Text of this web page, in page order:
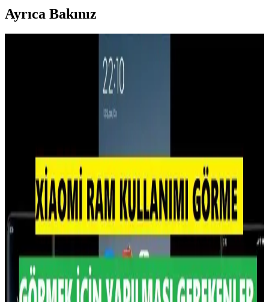
Ayrıca Bakınız
Performans ve Güç Verimliliği Sağlayan Soğutuculu
ve estetik tasarımıyla yüksek performans ve enerji verimliliği sağlar,
Piyasasındaki Kıtlık Dinamikleri
DDR5 RAM fiyatlarında nadir bir düşüş yaşanırken, bellek
piyasasında RDIMM segmentinde kıtlık devam ediyor. Üreticiler
DIMM ve SODIMM üretimine yönelerek fiyatları etkiliyor.
TurboQuant algoritmasının etkisi sınırlı kalıyor.
RAMpocalypse ve Tüketici Elektroniği
Sektöründeki 2026 Yılına Yönelik Kriz Tehditleri
RAMpocalypse, RAM fiyatlarındaki artış ve tedarik sıkıntısıyla
tüketici elektroniği sektöründe ciddi krizlere yol açıyor. AI
yatırımları ve Çin'in üretim kapasitesi sektörde dengeleri değiştiriyor.